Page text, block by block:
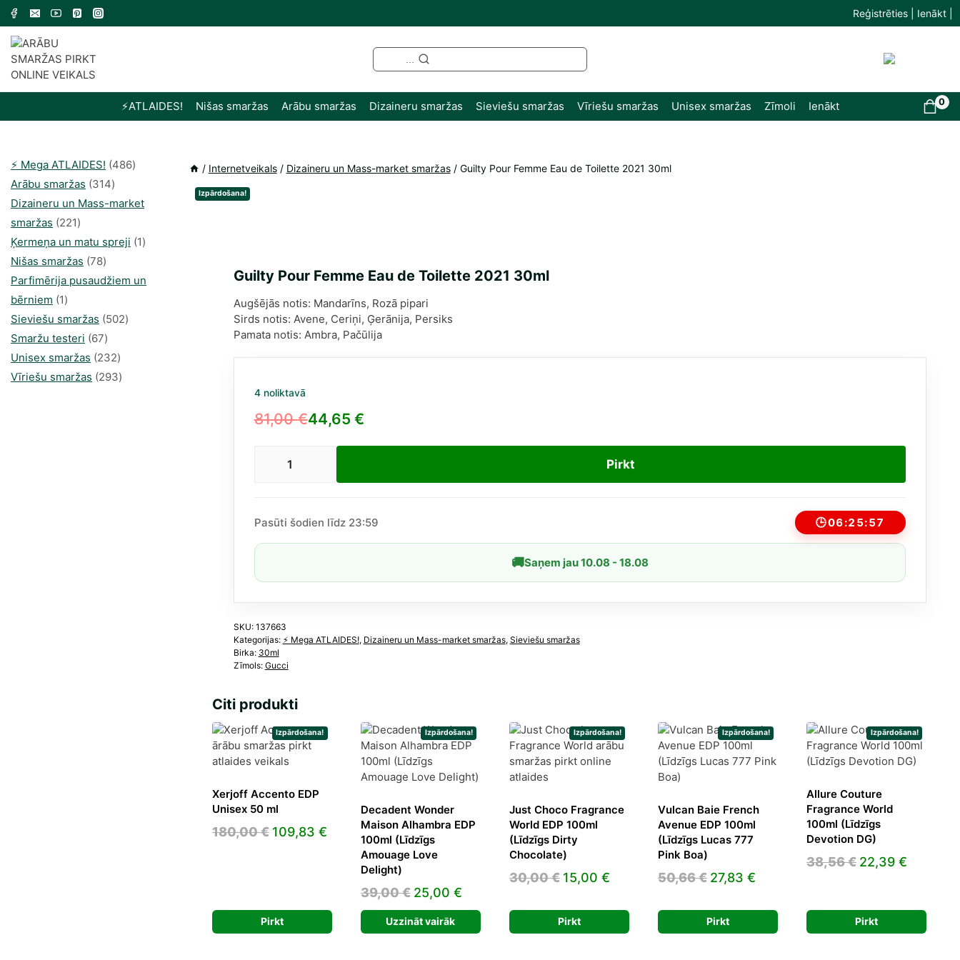
Skip
content
Reģistrēties | Ienākt |
⚡️ATLAIDES! Nišas smaržas Arābu smaržas Dizaineru smaržas Sieviešu smaržas Vīriešu smaržas Unisex smaržas Zīmoli Ienākt 0
/ Internetveikals / Dizaineru un Mass-market smaržas / Guilty Pour Femme Eau de Toilette 2021 30ml
Izpārdošana!
Guilty Pour Femme Eau de Toilette 2021 30ml
Augšējās notis: Mandarīns, Rozā pipari
Sirds notis: Avene, Ceriņi, Ģerānija, Persiks
Pamata notis: Ambra, Pačūlija
4 noliktavā
81,00€
Original
44,65 €
Current
Eau
30ml
Pirkt
Pasūti šodien līdz 23:59 🕒06:25:57
🚚Saņem jau 10.08 - 18.08
SKU: 137663
Kategorijas: ⚡️ Mega ATLAIDES!, Dizaineru un Mass-market smaržas, Sieviešu smaržas
Birka: 30ml
Zīmols: Gucci
Citi produkti
Izpārdošana!
Xerjoff Accento EDP
Unisex 50 ml
180,00€ Original
109,83 €Current
109,83 €.
Pirkt
Izpārdošana!
Decadent Wonder
Maison Alhambra EDP
100ml (Līdzīgs
Amouage Love
Delight)
39,00€ Original
price
was:
25,00 €Current
price
is:
Uzzināt vairāk
Izpārdošana!
Just Choco Fragrance
World EDP 100ml
(Līdzīgs Dirty
Chocolate)
30,00€ Original
was:
30,00 €.
15,00 €Current
15,00 €.
Pirkt
Izpārdošana!
Vulcan Baie French
Avenue EDP 100ml
(Līdzīgs Lucas 777
Pink Boa)
50,66€ Original
was:
50,66 €.
27,83 €Current
27,83 €.
Pirkt
Izpārdošana!
Allure Couture
Fragrance World
100ml (Līdzīgs
Devotion DG)
38,56€ Original
38,56 €.
22,39 €Current
Pirkt
⚡️ Mega ATLAIDES! 486486
Arābu smaržas 314314
produkti
Dizaineru un Mass-market
smaržas 221221
produkts
Ķermeņa un matu spreji 11
Nišas smaržas 7878
produkts
Parfimērija pusaudžiem un
bērniem 11
produkti
Sieviešu smaržas 502502
Smaržu testeri 6767
produkts
Unisex smaržas 232232
produkts
Vīriešu smaržas 293293